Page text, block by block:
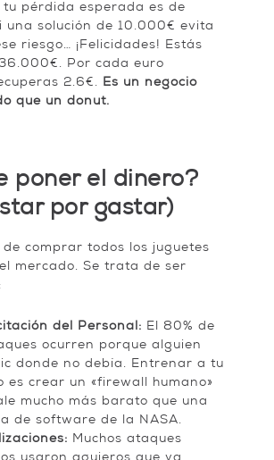
tu pérdida esperada es de
una solución de 10.000€ evita
riesgo… ¡Felicidades! Estás
Por cada euro
2.6€. Es un negocio
que un donut.
poner el dinero?
por gastar)
comprar todos los juguetes
mercado. Se trata de ser
del Personal: El 80% de
ocurren porque alguien
donde no debía. Entrenar a tu
es crear un «firewall humano»
mucho más barato que una
de software de la NASA.
Muchos ataques